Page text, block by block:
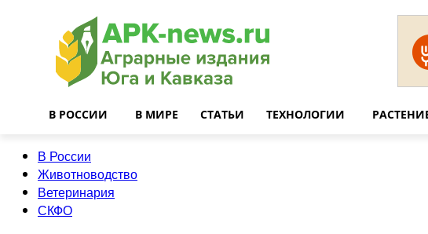
В РОССИИ В МИРЕ СТАТЬИ ТЕХНОЛОГИИ
В России
Животноводство
Ветеринария
СКФО